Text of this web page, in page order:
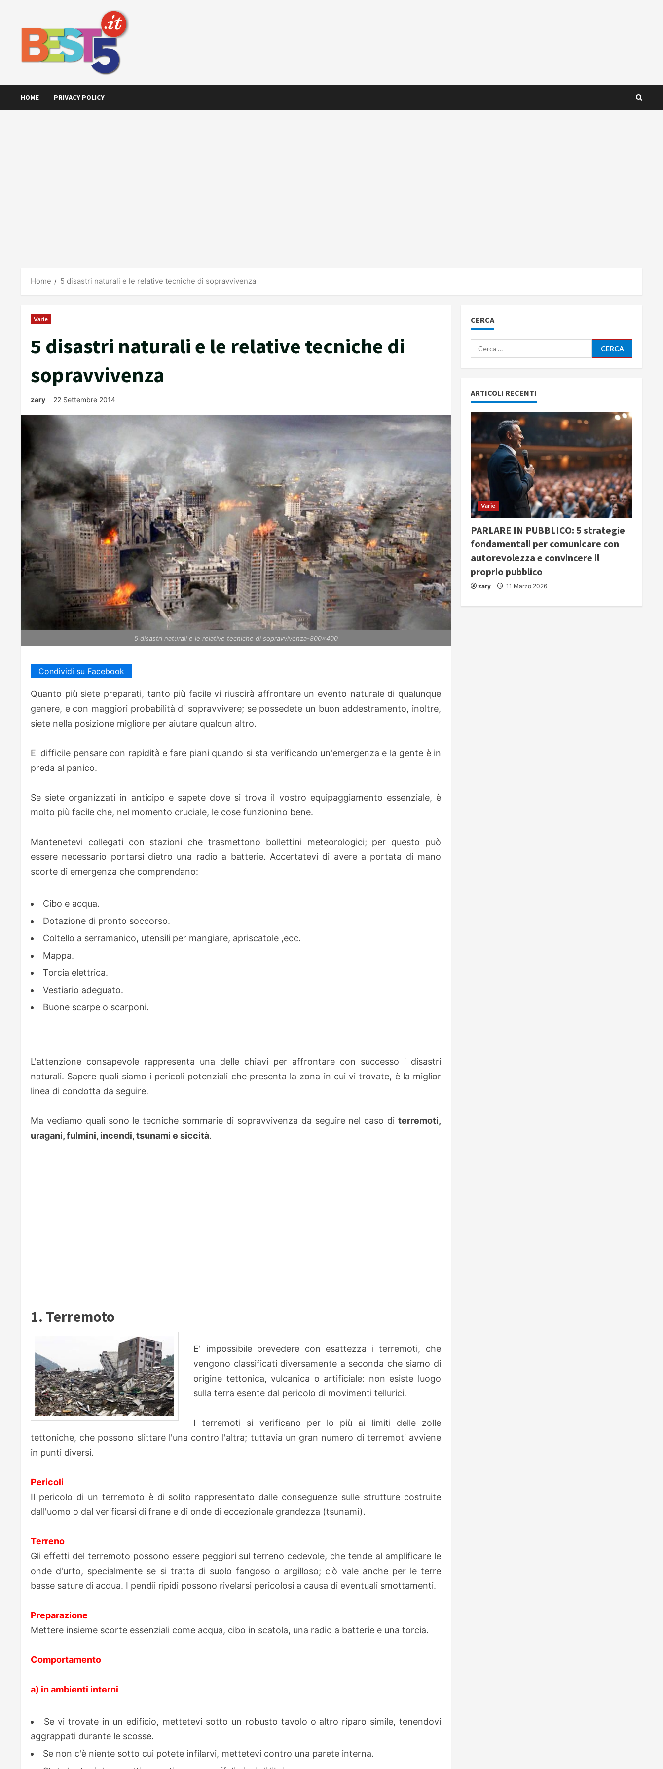
HOME PRIVACY POLICY
Home 5 disastri naturali e le relative tecniche di sopravvivenza
Varie
5 disastri naturali e le relative tecniche di
sopravvivenza
zary 22 Settembre 2014
5 disastri naturali e le relative tecniche di sopravvivenza-800x400
Condividi su Facebook
Quanto più siete preparati, tanto più facile vi riuscirà affrontare un evento naturale di qualunque
genere, e con maggiori probabilità di sopravvivere; se possedete un buon addestramento, inoltre,
siete nella posizione migliore per aiutare qualcun altro.
E' difficile pensare con rapidità e fare piani quando si sta verificando un'emergenza e la gente è in
preda al panico.
Se siete organizzati in anticipo e sapete dove si trova il vostro equipaggiamento essenziale, è
molto più facile che, nel momento cruciale, le cose funzionino bene.
Mantenetevi collegati con stazioni che trasmettono bollettini meteorologici; per questo può
essere necessario portarsi dietro una radio a batterie. Accertatevi di avere a portata di mano
scorte di emergenza che comprendano:
Cibo e acqua.
Dotazione di pronto soccorso.
Coltello a serramanico, utensili per mangiare, apriscatole ,ecc.
Mappa.
Torcia elettrica.
Vestiario adeguato.
Buone scarpe o scarponi.
L'attenzione consapevole rappresenta una delle chiavi per affrontare con successo i disastri
naturali. Sapere quali siamo i pericoli potenziali che presenta la zona in cui vi trovate, è la miglior
linea di condotta da seguire.
Ma vediamo quali sono le tecniche sommarie di sopravvivenza da seguire nel caso di terremoti,
uragani, fulmini, incendi, tsunami e siccità.
1. Terremoto
E' impossibile prevedere con esattezza i terremoti, che
vengono classificati diversamente a seconda che siamo di
origine tettonica, vulcanica o artificiale: non esiste luogo
sulla terra esente dal pericolo di movimenti tellurici.
I terremoti si verificano per lo più ai limiti delle zolle
tettoniche, che possono slittare l'una contro l'altra; tuttavia un gran numero di terremoti avviene
in punti diversi.
Pericoli
Il pericolo di un terremoto è di solito rappresentato dalle conseguenze sulle strutture costruite
dall'uomo o dal verificarsi di frane e di onde di eccezionale grandezza (tsunami).
Terreno
Gli effetti del terremoto possono essere peggiori sul terreno cedevole, che tende al amplificare le
onde d'urto, specialmente se si tratta di suolo fangoso o argilloso; ciò vale anche per le terre
basse sature di acqua. I pendii ripidi possono rivelarsi pericolosi a causa di eventuali smottamenti.
Preparazione
Mettere insieme scorte essenziali come acqua, cibo in scatola, una radio a batterie e una torcia.
Comportamento
a) in ambienti interni
Se vi trovate in un edificio, mettetevi sotto un robusto tavolo o altro riparo simile, tenendovi
aggrappati durante le scosse.
Se non c'è niente sotto cui potete infilarvi, mettetevi contro una parete interna.
CERCA
Ricerca
per:
ARTICOLI RECENTI
Varie
PARLARE IN PUBBLICO: 5 strategie
fondamentali per comunicare con
autorevolezza e convincere il
proprio pubblico
zary 11 Marzo 2026